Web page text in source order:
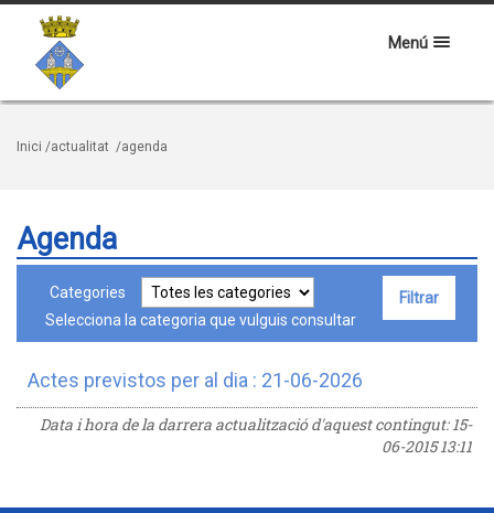
Menú
Inici /actualitat /agenda
Agenda
Categories
Selecciona la categoria que vulguis consultar
Actes previstos per al dia : 21-06-2026
Data i hora de la darrera actualització d'aquest contingut:15-
06-2015 13:11